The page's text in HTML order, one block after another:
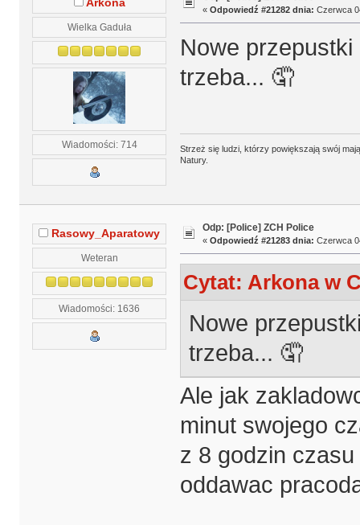
Arkona
Wielka Gaduła
Wiadomości: 714
« Odpowiedź #21282 dnia: Czerwca
Nowe przepustki
trzeba... 🤦
Strzeż się ludzi, którzy powiększają swój
Natury.
Rasowy_Aparatowy
Weteran
Wiadomości: 1636
Odp: [Police] ZCH Police
« Odpowiedź #21283 dnia: Czerwca
Cytat: Arkona w
Nowe
trzeba... 🤦
Ale jak
minut swojego
z 8 godzin
oddawac